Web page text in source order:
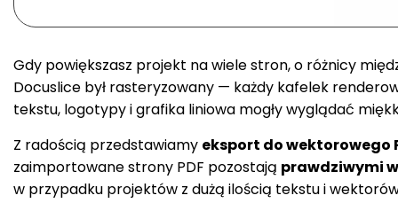
Gdy powiększasz projekt na wiele stron, o różnicy
Docuslice był rasteryzowany — każdy kafelek
tekstu, logotypy i grafika liniowa mogły wyglądać
Z radością przedstawiamy eksport do wektorowego
zaimportowane strony PDF pozostają prawdziwymi
w przypadku projektów z dużą ilością tekstu i